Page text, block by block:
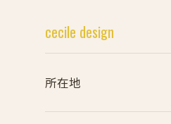
cecile design
所在地